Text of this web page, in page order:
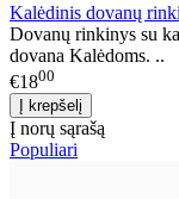
Kalėdinis dovanų
Dovanų rinkinys su
dovana Kalėdoms. ..
€1800
Į norų sąrašą
Populiari